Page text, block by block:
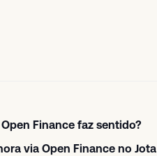
Finance faz sentido?
via Open Finance no Jota